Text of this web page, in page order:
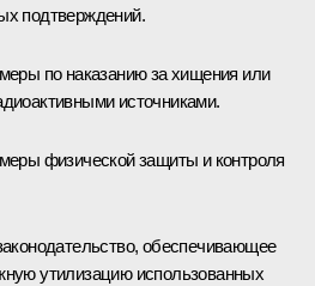
подтверждений.
по наказанию за хищения или
источниками.
физической защиты и контроля
обеспечивающее
утилизацию использованных